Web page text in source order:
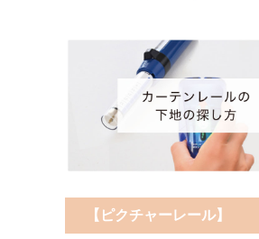
【ピクチャーレール】